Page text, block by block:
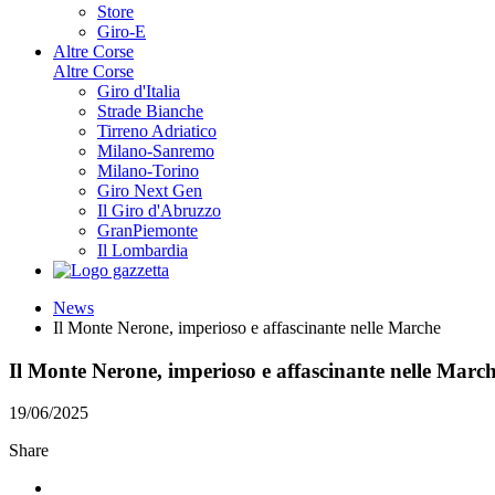
Store
Giro-E
Altre Corse
Altre Corse
Giro d'Italia
Strade Bianche
Tirreno Adriatico
Milano-Sanremo
Milano-Torino
Giro Next Gen
Il Giro d'Abruzzo
GranPiemonte
Il Lombardia
News
Il Monte Nerone, imperioso e affascinante nelle Marche
Il Monte Nerone, imperioso e affascinante nelle
19/06/2025
Share